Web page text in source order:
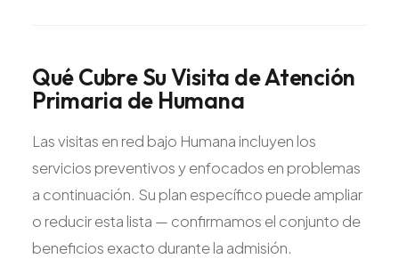
QuéCubreSuVisita deAtención
Primaria de Humana
Las visitas en red bajo Humana incluyen los
servicios preventivos y enfocados en problemas
a continuación. Su plan específico puede ampliar
o reducir esta lista — confirmamos el conjunto de
beneficios exacto durante la admisión.